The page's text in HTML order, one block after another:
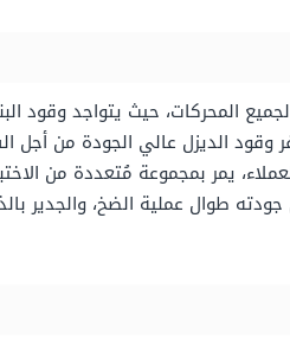
وقود الديزل عالي الجودة من أجل
يمر بمجموعة مُتعددة من
طوال عملية الضخ، والجدير